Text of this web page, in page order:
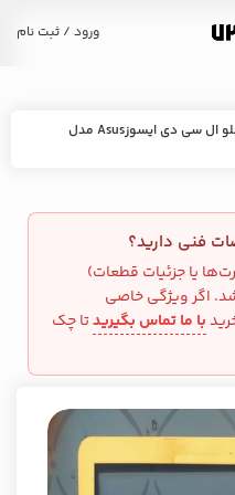
ورود / ثبت نام
قاب B جلو ال سی دی ایسوزAsus مدل
فنی دارید؟
یا جزئیات قطعات)
اگر ویژگی خاصی
با ما تماس بگیریدتا چک